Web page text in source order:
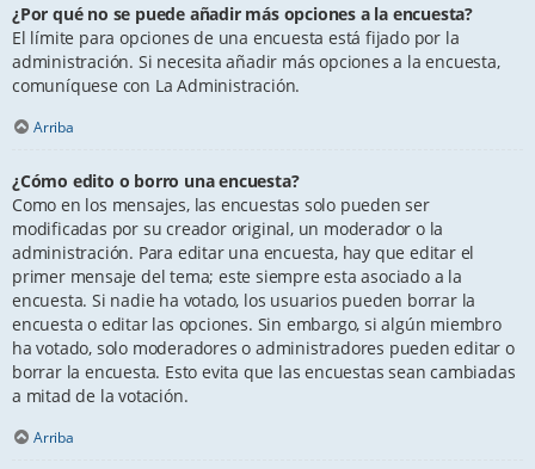
¿Por qué no se puede añadir más opciones a la encuesta?
El límite para opciones de una encuesta está fijado por la
administración. Si necesita añadir más opciones a la encuesta,
comuníquese con La Administración.
Arriba
¿Cómo edito o borro una encuesta?
Como en los mensajes, las encuestas solo pueden ser
modificadas por su creador original, un moderador o la
administración. Para editar una encuesta, hay que editar el
primer mensaje del tema; este siempre esta asociado a la
encuesta. Si nadie ha votado, los usuarios pueden borrar la
encuesta o editar las opciones. Sin embargo, si algún miembro
ha votado, solo moderadores o administradores pueden editar o
borrar la encuesta. Esto evita que las encuestas sean cambiadas
a mitad de la votación.
Arriba